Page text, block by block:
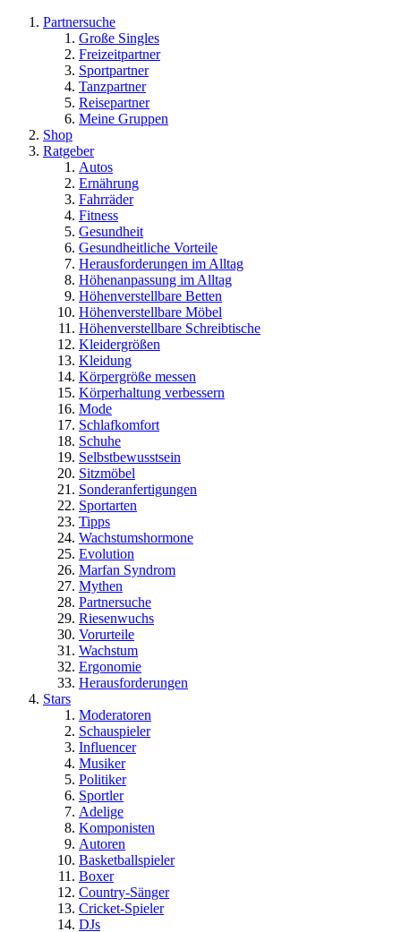
Partnersuche
Große Singles
Freizeitpartner
Sportpartner
Tanzpartner
Reisepartner
Meine Gruppen
Shop
Ratgeber
Autos
Ernährung
Fahrräder
Fitness
Gesundheit
Gesundheitliche Vorteile
Herausforderungen im Alltag
Höhenanpassung im Alltag
Höhenverstellbare Betten
Höhenverstellbare Möbel
Höhenverstellbare Schreibtische
Kleidergrößen
Kleidung
Körpergröße messen
Körperhaltung verbessern
Mode
Schlafkomfort
Schuhe
Selbstbewusstsein
Sitzmöbel
Sonderanfertigungen
Sportarten
Tipps
Wachstumshormone
Evolution
Marfan Syndrom
Mythen
Partnersuche
Riesenwuchs
Vorurteile
Wachstum
Ergonomie
Herausforderungen
Stars
Moderatoren
Schauspieler
Influencer
Musiker
Politiker
Sportler
Adelige
Komponisten
Autoren
Basketballspieler
Boxer
Country-Sänger
Cricket-Spieler
DJs